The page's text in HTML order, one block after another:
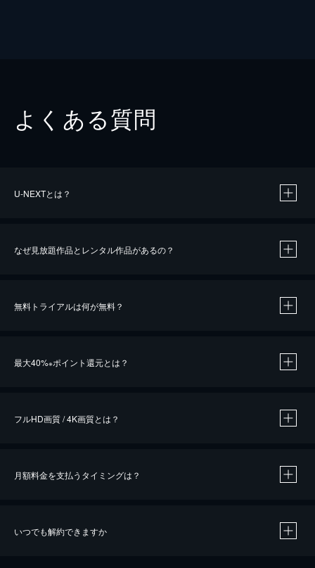
よくある質問
U-NEXTとは？
なぜ見放題作品とレンタル作品があるの？
無料トライアルは何が無料？
最大40%※ポイント還元とは？
※40％ポイント還元の対象は、クレジットカード決済による作品の購入 / レンタルです。
フルHD画質 / 4K画質とは？
月額料金を支払うタイミングは？
いつでも解約できますか